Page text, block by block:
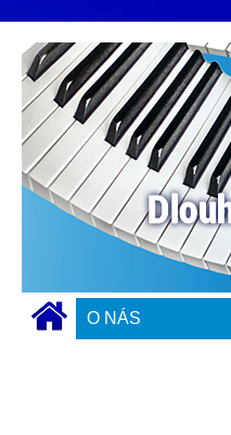
O NÁS